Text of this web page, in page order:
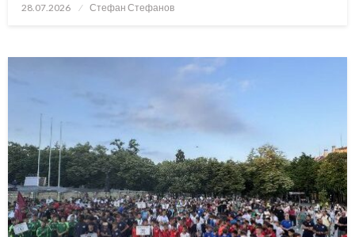
Posted
28.07.2026 Стефан Стефанов